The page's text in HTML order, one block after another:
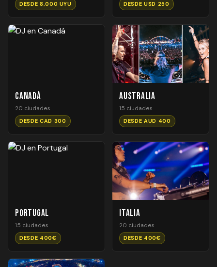
DESDE 8,000 UYU DESDE USD 250
Canadá
20 ciudades
DESDE CAD 300
Australia
15 ciudades
DESDE AUD 400
Portugal
15 ciudades
DESDE 400€
Italia
20 ciudades
DESDE 400€